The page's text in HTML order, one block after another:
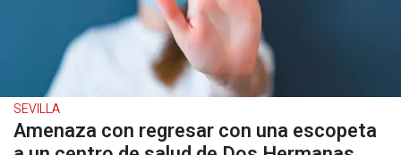
SEVILLA
Amenaza con regresar con una escopeta